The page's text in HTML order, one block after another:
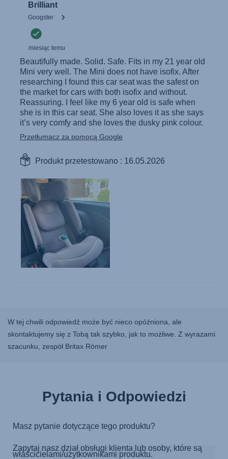
W tej chwili odpowiedź może być nieco opóźniona, ale
skontaktujemy się z Tobą tak szybko, jak to możliwe. Z wyrazami
szacunku, zespół Britax Römer
Pytania i Odpowiedzi